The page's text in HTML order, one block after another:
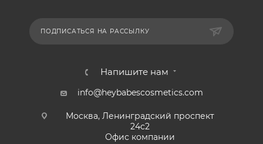
ПОДПИСАТЬСЯ НА РАССЫЛКУ
Напишите нам
info@heybabescosmetics.com
Москва, Ленинградский проспект
24с2
Офис компании